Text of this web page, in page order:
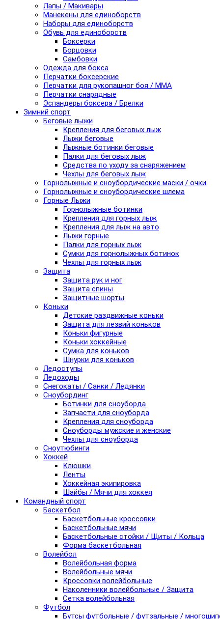
Лапы / Макивары
Манекены для единоборств
Наборы для единоборств
Обувь для единоборств
Боксерки
Борцовки
Самбовки
Одежда для бокса
Перчатки боксерские
Перчатки для рукопашног боя / ММА
Перчатки снарядные
Эспандеры боксера / Брелки
Зимний спорт
Беговые лыжи
Крепления для беговых лыж
Лыжи беговые
Лыжные ботинки беговые
Палки для беговых лыж
Средства по уходу за снаряжением
Чехлы для беговых лыж
Горнолыжные и сноубордические маски / очки
Горнолыжные и сноубордические шлема
Горные Лыжи
Горнолыжные ботинки
Крепления для горных лыж
Крепления для лыж на авто
Лыжи горные
Палки для горных лыж
Сумки для горнолыжных ботинок
Чехлы для горных лыж
Защита
Защита рук и ног
Защита спины
Защитные шорты
Коньки
Детские раздвижные коньки
Защита для лезвий коньков
Коньки фигурные
Коньки хоккейные
Сумка для коньков
Шнурки для коньков
Ледоступы
Ледоходы
Снегокаты / Санки / Ледянки
Сноубординг
Ботинки для сноуборда
Запчасти для сноуборда
Крепления для сноуборда
Сноуборды мужские и женские
Чехлы для сноуборда
Сноутюбинги
Хоккей
Клюшки
Ленты
Хоккейная экипировка
Шайбы / Мячи для хоккея
Командный спорт
Баскетбол
Баскетбольные кроссовки
Баскетбольные мячи
Баскетбольные стойки / Щиты / Кольца
Форма баскетбольная
Волейбол
Волейбольная форма
Волейбольные мячи
Кроссовки волейбольные
Наколенники волейбольные / Защита
Сетка волейбольная
Футбол
Бутсы футбольные / футзальные /